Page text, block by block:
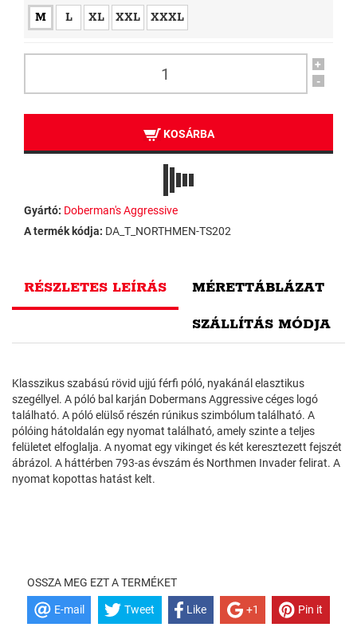
M L XL XXL XXXL
+
-
KOSÁRBA
Gyártó: Doberman's Aggressive
A termék kódja: DA_T_NORTHMEN-TS202
RÉSZLETES LEÍRÁS MÉRETTÁBLÁZAT
SZÁLLÍTÁS MÓDJA
Klasszikus szabású rövid ujjú férfi póló, nyakánál elasztikus
szegéllyel. A póló bal karján Dobermans Aggressive céges logó
található. A póló elülső részén rúnikus szimbólum található. A
pólóing hátoldalán egy nyomat található, amely szinte a teljes
felületet elfoglalja. A nyomat egy vikinget és két keresztezett fejszét
ábrázol. A háttérben 793-as évszám és Northmen Invader felirat. A
nyomat kopottas hatást kelt.
OSSZA MEG EZT A TERMÉKET
E-mail Tweet Like +1 Pin it